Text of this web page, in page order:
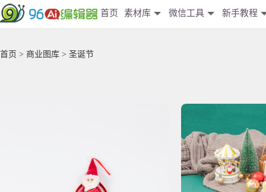
首页 素材库 微信工具 新手教程
首页 > 商业图库 > 圣诞节